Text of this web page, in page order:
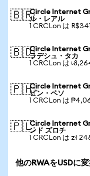
🇧🇷Circle Internet
ル・レアル
1 CRCLon は
🇧🇩Circle Internet
ラデシュ・タカ
1 CRCLon は
🇵🇭Circle Internet
ピン・ペソ
1 CRCLon は
🇵🇱Circle Internet
ンド ズロチ
1 CRCLon は zł
他のRWAをUSDに